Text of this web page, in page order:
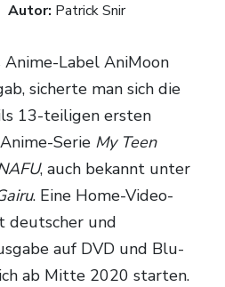
Autor: Patrick Snir
sicherte man sich die
13-teiligen ersten
Serie My Teen
, auch bekannt unter
. Eine Home-Video-
deutscher und
auf DVD und Blu-
ab Mitte 2020 starten.